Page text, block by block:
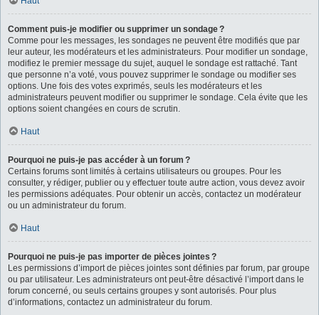
Comment puis-je modifier ou supprimer un sondage ?
Comme pour les messages, les sondages ne peuvent être modifiés que par
leur auteur, les modérateurs et les administrateurs. Pour modifier un sondage,
modifiez le premier message du sujet, auquel le sondage est rattaché. Tant
que personne n’a voté, vous pouvez supprimer le sondage ou modifier ses
options. Une fois des votes exprimés, seuls les modérateurs et les
administrateurs peuvent modifier ou supprimer le sondage. Cela évite que les
options soient changées en cours de scrutin.
Haut
Pourquoi ne puis-je pas accéder à un forum ?
Certains forums sont limités à certains utilisateurs ou groupes. Pour les
consulter, y rédiger, publier ou y effectuer toute autre action, vous devez avoir
les permissions adéquates. Pour obtenir un accès, contactez un modérateur
ou un administrateur du forum.
Haut
Pourquoi ne puis-je pas importer de pièces jointes ?
Les permissions d’import de pièces jointes sont définies par forum, par groupe
ou par utilisateur. Les administrateurs ont peut-être désactivé l’import dans le
forum concerné, ou seuls certains groupes y sont autorisés. Pour plus
d’informations, contactez un administrateur du forum.